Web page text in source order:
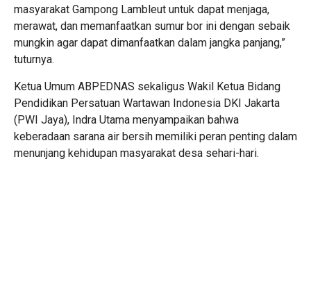
masyarakat Gampong Lambleut untuk dapat menjaga,
merawat, dan memanfaatkan sumur bor ini dengan sebaik
mungkin agar dapat dimanfaatkan dalam jangka panjang,”
tuturnya.
Ketua Umum ABPEDNAS sekaligus Wakil Ketua Bidang
Pendidikan Persatuan Wartawan Indonesia DKI Jakarta
(PWI Jaya), Indra Utama menyampaikan bahwa
keberadaan sarana air bersih memiliki peran penting dalam
menunjang kehidupan masyarakat desa sehari-hari.